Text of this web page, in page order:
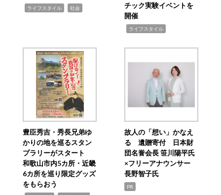
ライフスタイル 社会
チック実験イベントを
開催
ライフスタイル
豊臣秀吉・秀長兄弟ゆ
かりの地を巡るスタン
プラリーがスタート
和歌山市内5カ所・近畿
6カ所を巡り限定グッズ
をもらおう
故人の「想い」かなえ
る 遺贈寄付 日本財
団名誉会長 笹川陽平氏
×フリーアナウンサー
長野智子氏
PR